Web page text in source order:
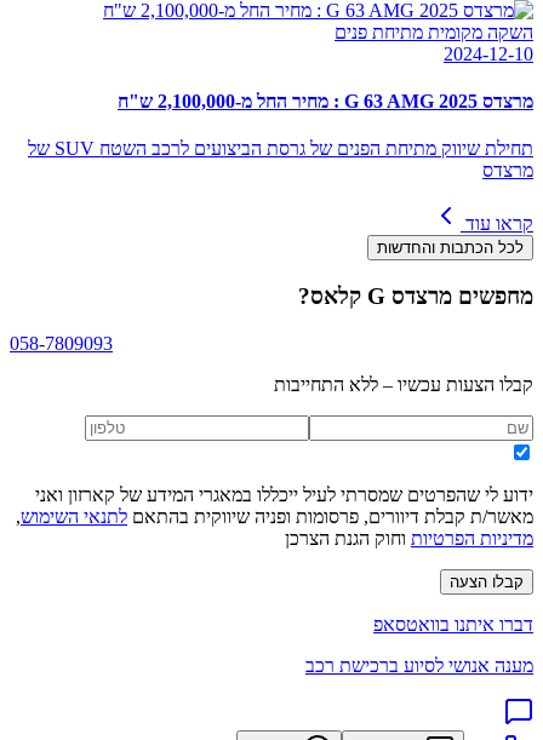
השקה מקומית מתיחת פנים
2024-12-10
מרצדס G 63 AMG 2025 : מחיר החל מ-2,100,000 ש"ח
תחילת שיווק מתיחת הפנים של גרסת הביצועים לרכב השטח SUV של
מרצדס
קראו עוד
לכל הכתבות והחדשות
מחפשים מרצדס G קלאס ?
058-7809093
קבלו הצעות עכשיו – ללא התחייבות
ידוע לי שהפרטים שמסרתי לעיל ייכללו במאגרי המידע של קארזון ואני
מאשר/ת קבלת דיוורים, פרסומות ופניה שיווקית בהתאם לתנאי השימוש,
מדיניות הפרטיות וחוק הגנת הצרכן
קבלו הצעה
דברו איתנו בוואטסאפ
מענה אנושי לסיוע ברכישת רכב